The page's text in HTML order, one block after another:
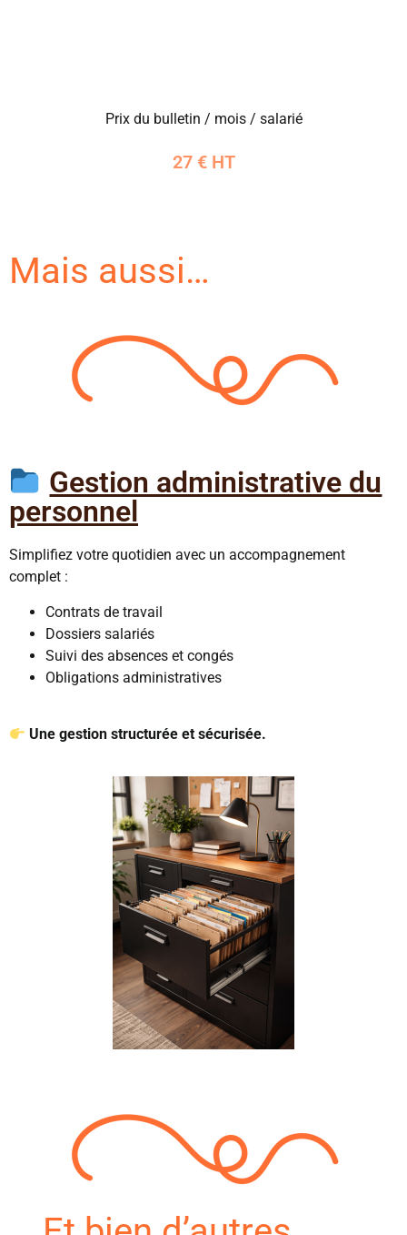
Prix du bulletin / mois / salarié
27 € HT
Mais aussi…
Gestion administrative du
personnel
Simplifiez votre quotidien avec un accompagnement
complet :
Contrats de travail
Dossiers salariés
Suivi des absences et congés
Obligations administratives
Une gestion structurée et sécurisée.